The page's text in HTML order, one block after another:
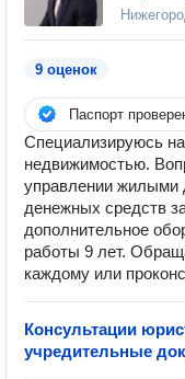
9 оценок
Паспорт
Специализируюсь
недвижимостью.
управлении жилыми
денежных средств
дополнительное
работы 9 лет.
каждому или
Консультации
учредительные